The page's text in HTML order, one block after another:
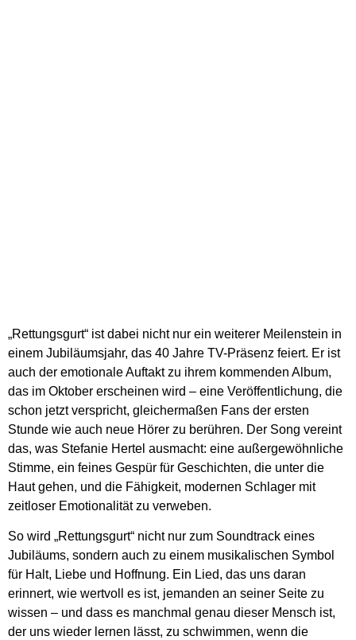
„Rettungsgurt“ ist dabei nicht nur ein weiterer Meilenstein in
einem Jubiläumsjahr, das 40 Jahre TV-Präsenz feiert. Er ist
auch der emotionale Auftakt zu ihrem kommenden Album,
das im Oktober erscheinen wird – eine Veröffentlichung, die
schon jetzt verspricht, gleichermaßen Fans der ersten
Stunde wie auch neue Hörer zu berühren. Der Song vereint
das, was Stefanie Hertel ausmacht: eine außergewöhnliche
Stimme, ein feines Gespür für Geschichten, die unter die
Haut gehen, und die Fähigkeit, modernen Schlager mit
zeitloser Emotionalität zu verweben.
So wird „Rettungsgurt“ nicht nur zum Soundtrack eines
Jubiläums, sondern auch zu einem musikalischen Symbol
für Halt, Liebe und Hoffnung. Ein Lied, das uns daran
erinnert, wie wertvoll es ist, jemanden an seiner Seite zu
wissen – und dass es manchmal genau dieser Mensch ist,
der uns wieder lernen lässt, zu schwimmen, wenn die